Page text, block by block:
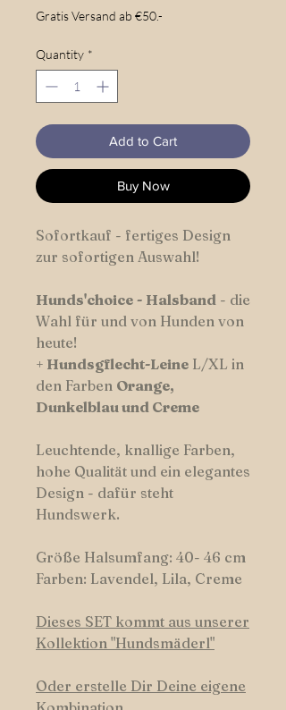
Gratis Versand ab €50.-
Quantity *
Add to Cart
Buy Now
Sofortkauf - fertiges Design
zur sofortigen Auswahl!
Hunds'choice - Halsband - die
Wahl für und von Hunden von
heute!
+ Hundsgflecht-Leine L/XL in
den Farben Orange,
Dunkelblau und Creme
Leuchtende, knallige Farben,
hohe Qualität und ein elegantes
Design - dafür steht
Hundswerk.
Größe Halsumfang: 40- 46 cm
Farben: Lavendel, Lila, Creme
Dieses SET kommt aus unserer
Kollektion "Hundsmäderl"
Oder erstelle Dir Deine eigene